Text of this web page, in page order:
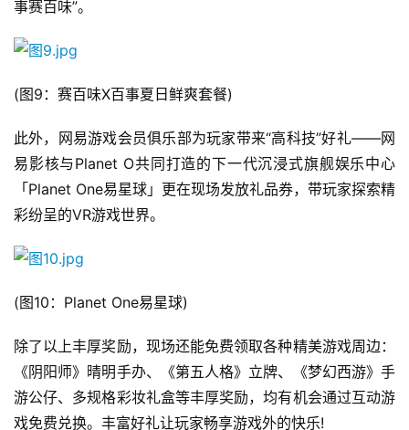
事赛百味”。
(图9：赛百味X百事夏日鲜爽套餐)
此外，网易游戏会员俱乐部为玩家带来“高科技”好礼——网
易影核与Planet O共同打造的下一代沉浸式旗舰娱乐中心
「Planet One易星球」更在现场发放礼品券，带玩家探索精
彩纷呈的VR游戏世界。
(图10：Planet One易星球)
除了以上丰厚奖励，现场还能免费领取各种精美游戏周边：
《阴阳师》晴明手办、《第五人格》立牌、《梦幻西游》手
游公仔、多规格彩妆礼盒等丰厚奖励，均有机会通过互动游
戏免费兑换。丰富好礼让玩家畅享游戏外的快乐!